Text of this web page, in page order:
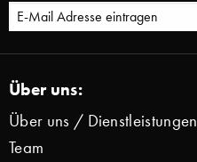
Über uns:
Über uns / Dienstleistungen
Team